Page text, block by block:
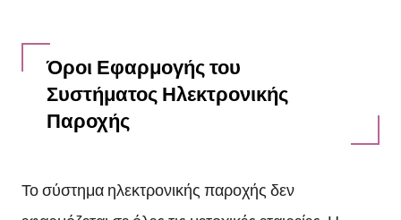
Όροι Εφαρμογής του
Συστήματος Ηλεκτρονικής
Παροχής
Το σύστημα ηλεκτρονικής παροχής δεν